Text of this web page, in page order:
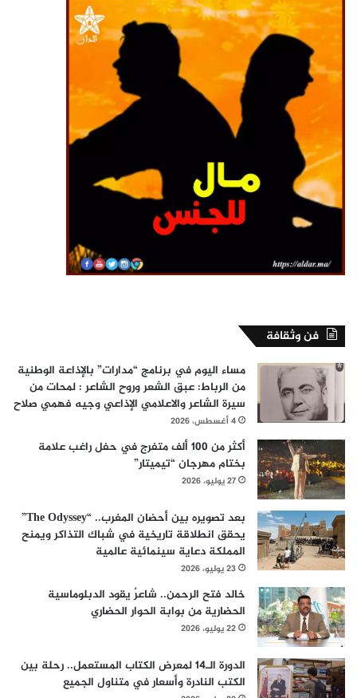
فن وثقافة
مساء اليوم في برنامج “مدارات” بالإذاعة الوطنية
من الرباط: عبق الشعر وروح الشاعر : لمحات من
سيرة الشاعر والاعلامي الإذاعي وجيه فهمي صلاح
4 أغسطس، 2026
أكثر من 100 ألف متفرج في حفل راغب علامة
بختام مهرجان “تيميتار”
27 يوليو، 2026
بعد تصويره بين أحضان المغرب.. “The Odyssey”
يحقق انطلاقة تاريخية في شباك التذاكر ويمنح
المملكة دعاية سينمائية عالمية
23 يوليو، 2026
خالد فتح الرحمن.. شاعرٌ يقود الدبلوماسية
الحضارية من بوابة الحوار الحضاري
22 يوليو، 2026
الدورة الـ14 لمعرض الكتاب المستعمل.. رحلة بين
الكتب النادرة وأسعار في متناول الجميع